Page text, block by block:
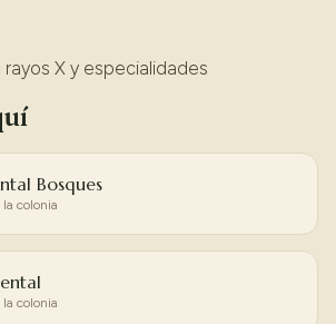
X y especialidades
Bosques
la colonia
la colonia